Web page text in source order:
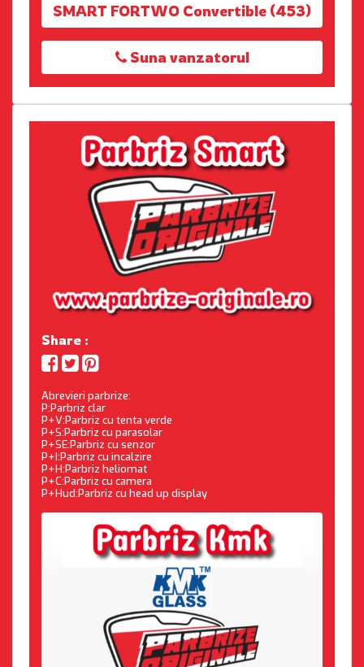
SMART FORTWO Convertible (453)
Suna vanzatorul
Share :
Abrevieri parbrize:
P:Parbriz clar
P+V:Parbriz cu tenta verde
P+S:Parbriz cu parasolar
P+SE:Parbriz cu senzor
P+I:Parbriz cu incalzire
P+H:Parbriz heliomat
P+C:Parbriz cu camera
P+Hud:Parbriz cu head up display